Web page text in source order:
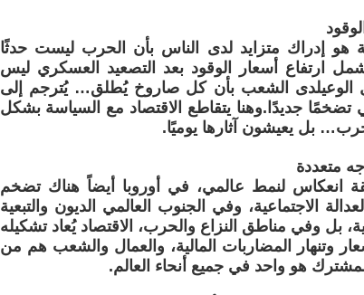
هو إدراك متزايد لدى الناس بأن الحرب ليست حدثًا
ارتفاع أسعار الوقود بعد التصعيد العسكري ليس
الوعيلدى الشعب بأن كل صاروخ يُطلق… يُترجم إلى
جديدًا.وهنا يتقاطع الاقتصاد مع السياسة بشكل
بل يعيشون آثارها يوميًا.
متعددة
انعكاس لنمط عالمي، في أوروبا أيضاً هناك تضخم
الاجتماعية، وفي الجنوب العالمي الديون والتبعية
بل وفي مناطق النزاع والحرب، الاقتصاد يُعاد تشكيله
وتنهار المضاربات المالية، والعمال والشعب هم من
هو واحد في جميع أنحاء العالم.